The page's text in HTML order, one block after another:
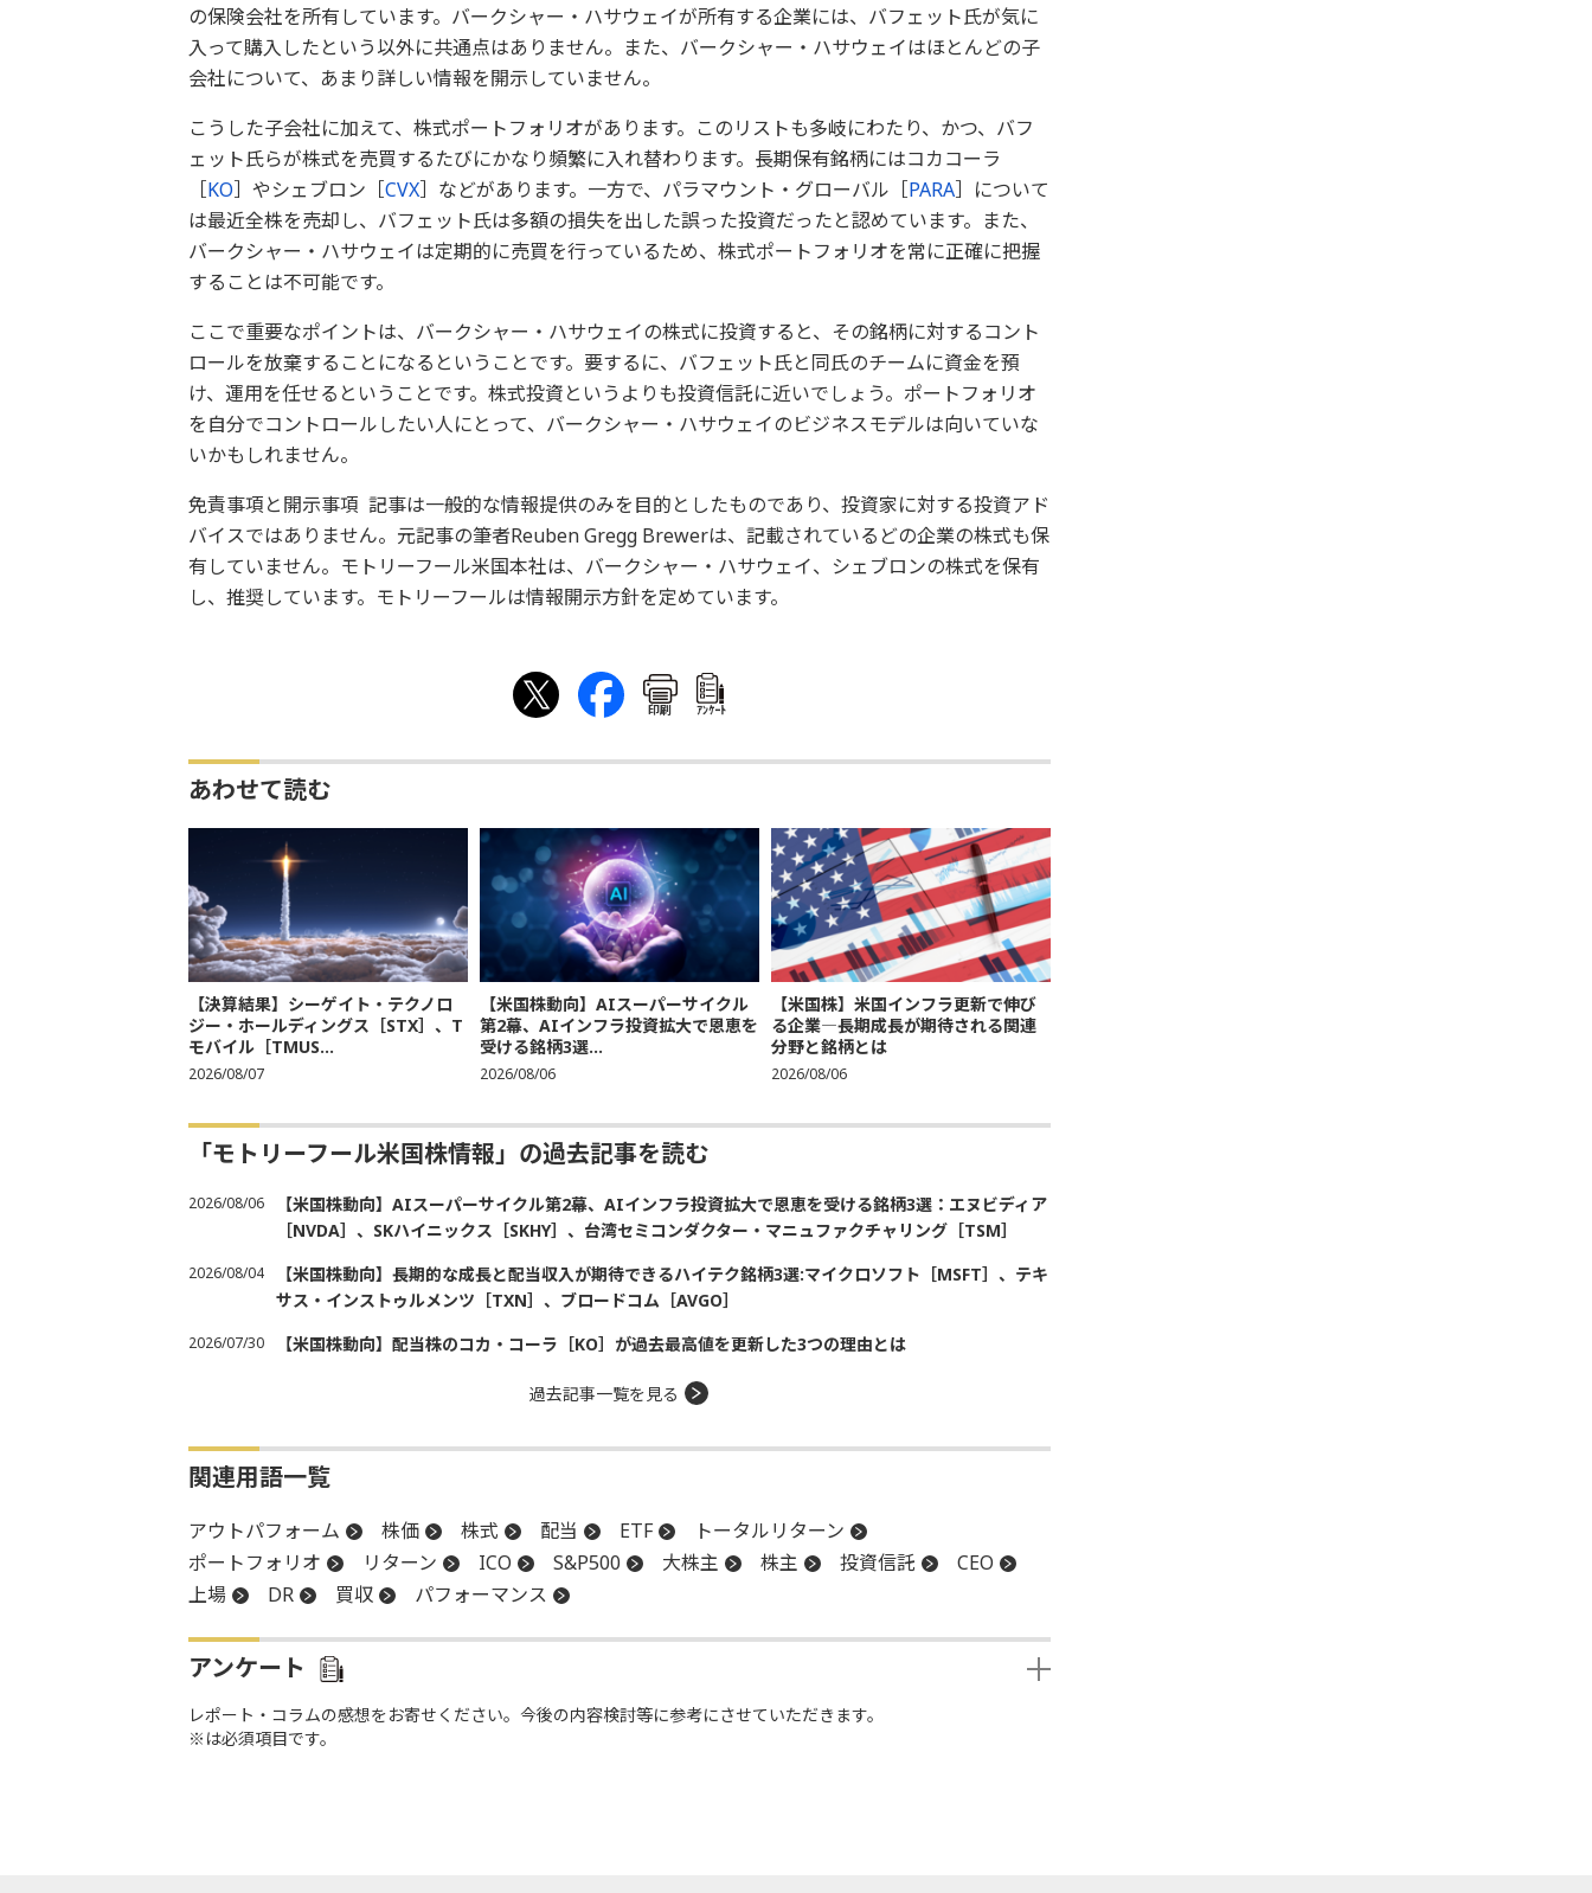
の保険会社を所有しています。バークシャー・ハサウェイが所有する企業には、バフェット氏が気に
入って購入したという以外に共通点はありません。また、バークシャー・ハサウェイはほとんどの子
会社について、あまり詳しい情報を開示していません。
こうした子会社に加えて、株式ポートフォリオがあります。このリストも多岐にわたり、かつ、バフ
ェット氏らが株式を売買するたびにかなり頻繁に入れ替わります。長期保有銘柄にはコカコーラ
［KO］やシェブロン［CVX］などがあります。一方で、パラマウント・グローバル［PARA］について
は最近全株を売却し、バフェット氏は多額の損失を出した誤った投資だったと認めています。また、
バークシャー・ハサウェイは定期的に売買を行っているため、株式ポートフォリオを常に正確に把握
することは不可能です。
ここで重要なポイントは、バークシャー・ハサウェイの株式に投資すると、その銘柄に対するコント
ロールを放棄することになるということです。要するに、バフェット氏と同氏のチームに資金を預
け、運用を任せるということです。株式投資というよりも投資信託に近いでしょう。ポートフォリオ
を自分でコントロールしたい人にとって、バークシャー・ハサウェイのビジネスモデルは向いていな
いかもしれません。
免責事項と開示事項 記事は一般的な情報提供のみを目的としたものであり、投資家に対する投資アド
バイスではありません。元記事の筆者Reuben Gregg Brewerは、記載されているどの企業の株式も保
有していません。モトリーフール米国本社は、バークシャー・ハサウェイ、シェブロンの株式を保有
し、推奨しています。モトリーフールは情報開示方針を定めています。
印刷 ｱﾝｹｰﾄ
あわせて読む
【決算結果】シーゲイト・テクノロ
ジー・ホールディングス［STX］、T
モバイル［TMUS...
2026/08/07
【米国株動向】AIスーパーサイクル
第2幕、AIインフラ投資拡大で恩恵を
受ける銘柄3選...
2026/08/06
【米国株】米国インフラ更新で伸び
る企業―長期成長が期待される関連
分野と銘柄とは
2026/08/06
「モトリーフール米国株情報」の過去記事を読む
2026/08/06
【米国株動向】AIスーパーサイクル第2幕、AIインフラ投資拡大で恩恵を受ける銘柄3選：エヌビディア
［NVDA］、SKハイニックス［SKHY］、台湾セミコンダクター・マニュファクチャリング［TSM］
2026/08/04
【米国株動向】長期的な成長と配当収入が期待できるハイテク銘柄3選:マイクロソフト［MSFT］、テキ
サス・インストゥルメンツ［TXN］、ブロードコム［AVGO］
2026/07/30 【米国株動向】配当株のコカ・コーラ［KO］が過去最高値を更新した3つの理由とは
過去記事一覧を見る
関連用語一覧
アウトパフォーム 株価 株式 配当 ETF
トータルリターン
ポートフォリオ
リターン ICO S&P500 大株主 株主 投資信託
CEO
上場
DR 買収 パフォーマンス
アンケート
レポート・コラムの感想をお寄せください。今後の内容検討等に参考にさせていただきます。
※は必須項目です。